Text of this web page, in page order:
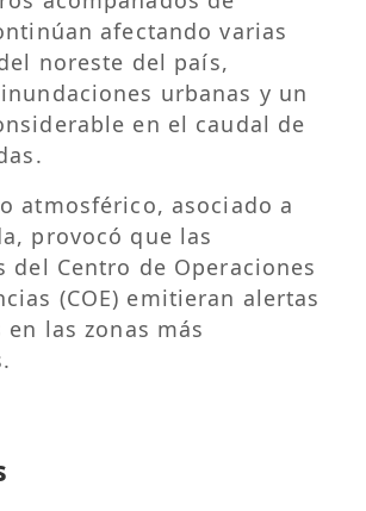
afectando varias
noreste del país,
urbanas y un
en el caudal de
atmosférico, asociado a
provocó que las
del Centro de Operaciones
(COE) emitieran alertas
las zonas más